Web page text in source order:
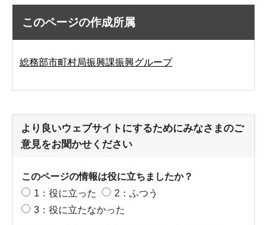
このページの作成所属
総務部市町村局振興課振興グループ
より良いウェブサイトにするためにみなさまのご
意見をお聞かせください
このページの情報は役に立ちましたか？
1：役に立った
2：ふつう
3：役に立たなかった